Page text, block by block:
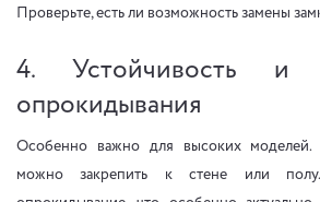
Проверьте, есть ли возможность замены
4. Устойчивость и
опрокидывания
Особенно важно для высоких моделей.
можно закрепить к стене или